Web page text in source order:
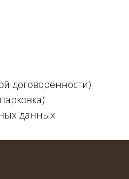
договоренности)
данных